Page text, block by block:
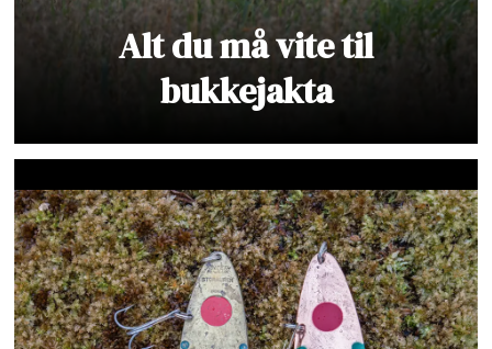
Alt du må vite til
bukkejakta